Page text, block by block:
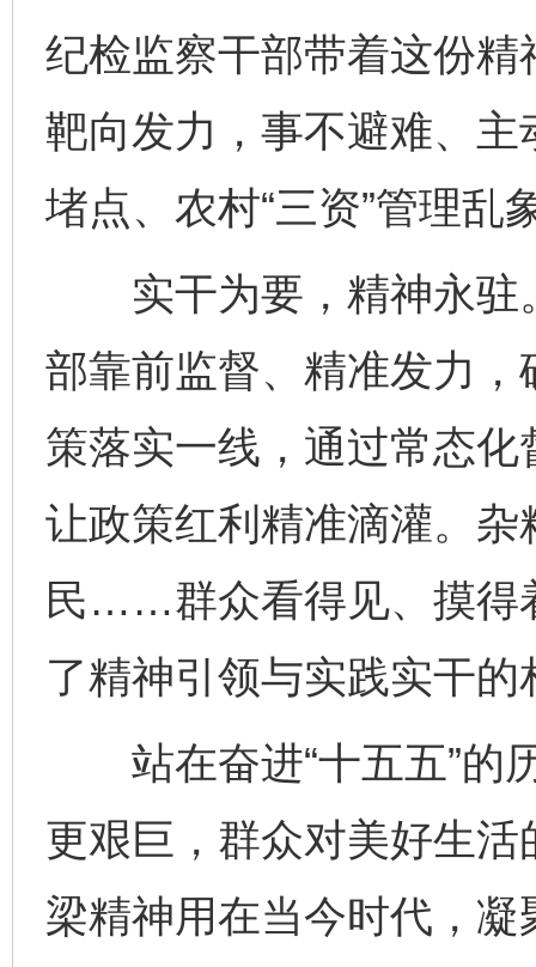
纪检监察干部带着这份
靶向发力，事不避难、
堵点、农村“三资”管理乱
实干为要，精神永驻
部靠前监督、精准发力
策落实一线，通过常态
让政策红利精准滴灌。
民……群众看得见、摸得
了精神引领与实践实干的
站在奋进“十五五”的
更艰巨，群众对美好生
梁精神用在当今时代，